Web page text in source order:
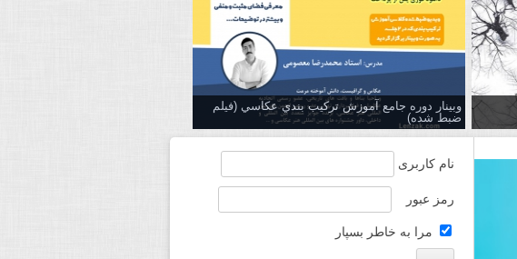
وبینار دوره جامع آموزش تركيب بندي عكاسي (فیلم
ضبط شده)
نام کاربری
رمز عبور
مرا به خاطر بسپار